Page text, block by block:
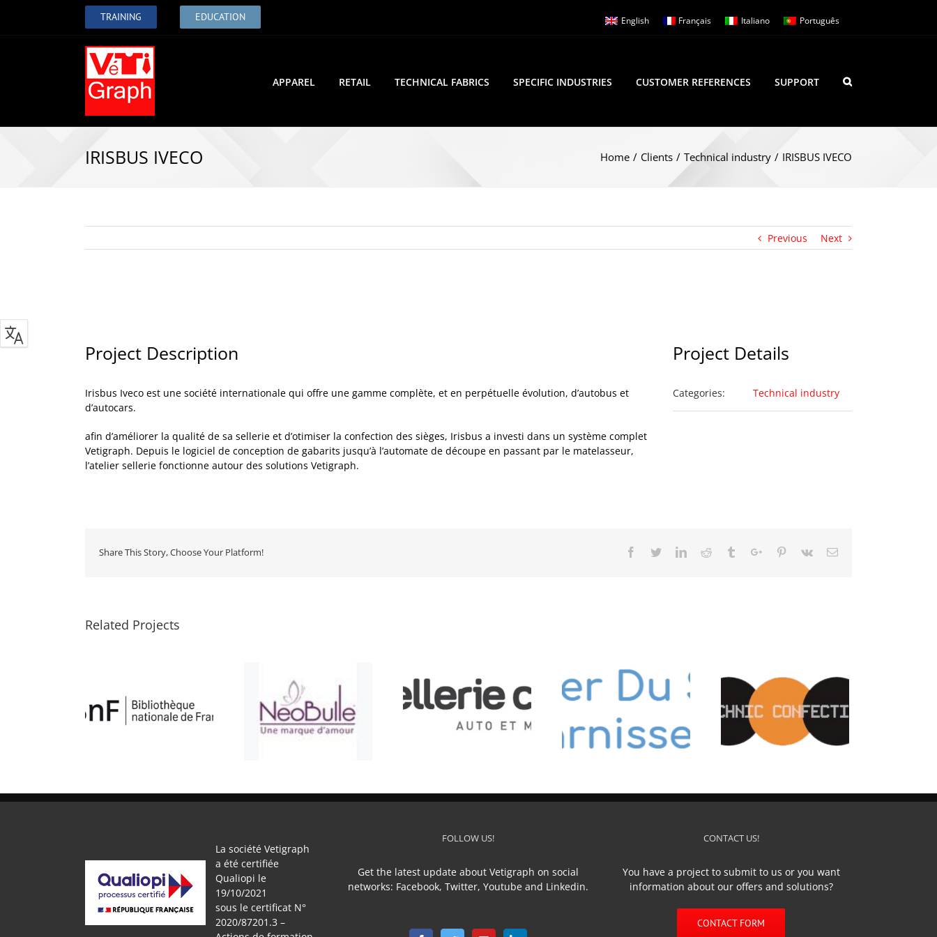
TRAINING EDUCATION English Français Italiano Português
APPAREL RETAIL TECHNICAL FABRICS SPECIFIC INDUSTRIES CUSTOMER REFERENCES SUPPORT
IRISBUS IVECO Home / Clients / Technical industry / IRISBUS IVECO
Previous Next
Project Description
Irisbus Iveco est une société internationale qui offre une gamme complète, et en perpétuelle évolution, d’autobus et
d’autocars.
afin d’améliorer la qualité de sa sellerie et d’otimiser la confection des sièges, Irisbus a investi dans un système complet
Vetigraph. Depuis le logiciel de conception de gabarits jusqu’à l’automate de découpe en passant par le matelasseur,
l’atelier sellerie fonctionne autour des solutions Vetigraph.
Project Details
Categories: Technical industry
Share This Story, Choose Your Platform! Facebook
TwitterLinkedinReddit TumblrGoogle+Pinterest
Vk Email
Related Projects
ATELIER BULLE SELLERIE CONFORT L’ATELIER DU SELLIER TECHNIC CONFECTION
La société Vetigraph
a été certifiée
Qualiopi le
19/10/2021
sous le certificat N°
2020/87201.3 –
FOLLOW US!
Get the latest update about Vetigraph on social
networks: Facebook, Twitter, Youtube and Linkedin.
CONTACT US!
You have a project to submit to us or you want
information about our offers and solutions?
CONTACT FORM